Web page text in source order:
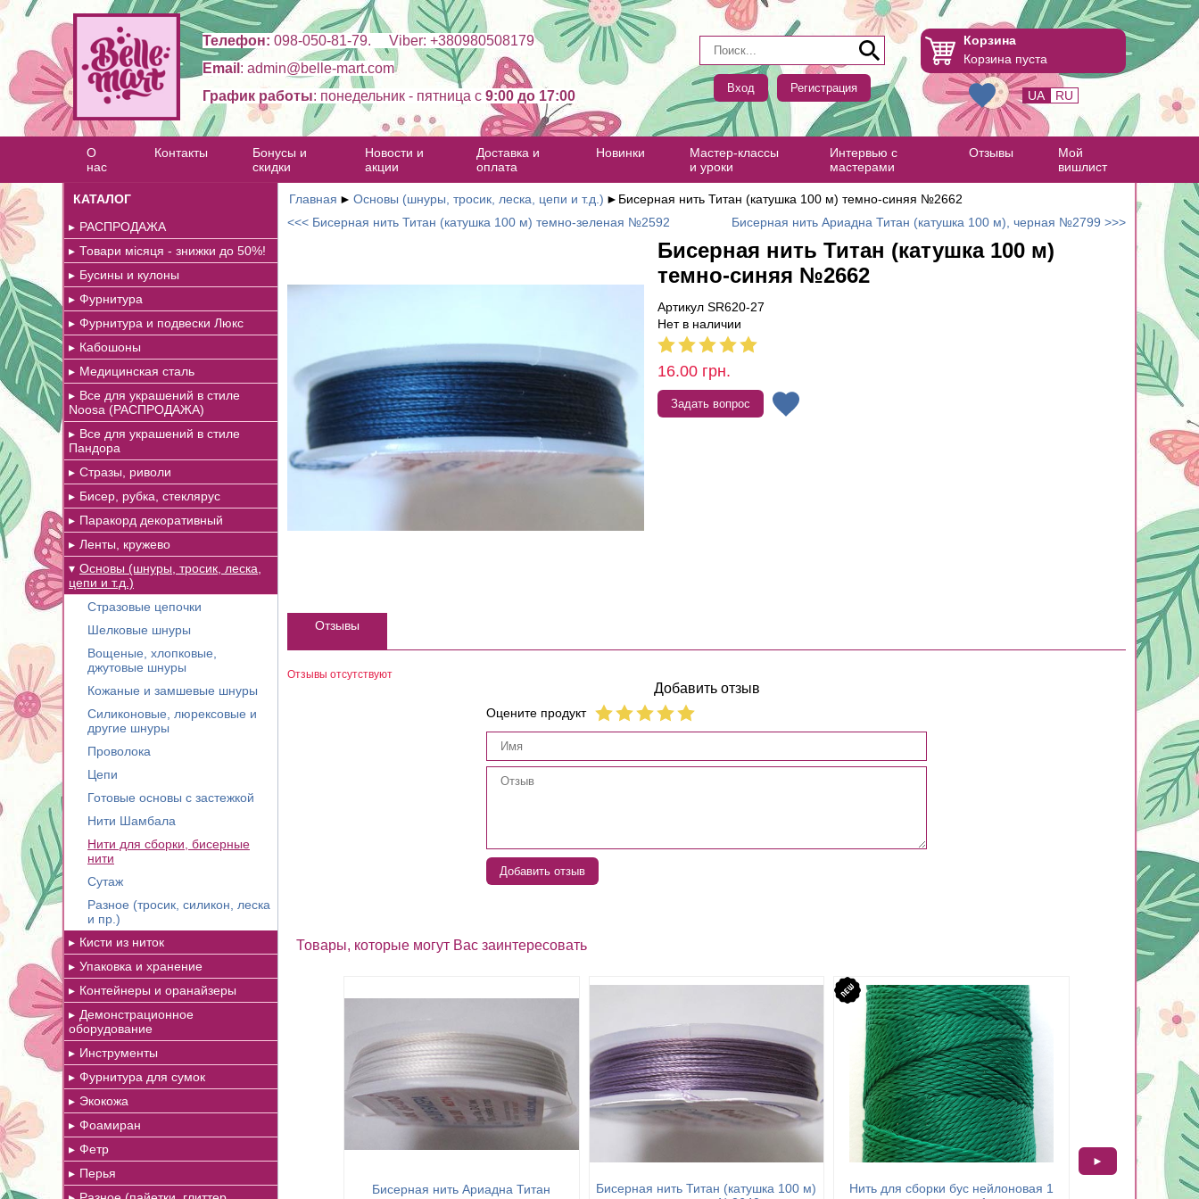
Телефон: 098-050-81-79. Viber: +380980508179
Email : admin@belle-mart.com
График работы: понедельник - пятница c 9:00 до 17:00
Вход Регистрация
Корзина
Корзина пуста
UA RU
О
нас
Контакты
Бонусы и
скидки
Новости и
акции
Доставка и
оплата
Новинки
Мастер-классы
и уроки
Интервью с
мастерами
Отзывы
Мой
вишлист
КАТАЛОГ
РАСПРОДАЖА
Товари місяця - знижки до 50%!
Бусины и кулоны
Фурнитура
Фурнитура и подвески Люкс
Кабошоны
Медицинская сталь
Все для украшений в стиле
Noosa (РАСПРОДАЖА)
Все для украшений в стиле
Пандора
Стразы, риволи
Бисер, рубка, стеклярус
Паракорд декоративный
Ленты, кружево
Основы (шнуры, тросик, леска,
цепи и т.д.)
Стразовые цепочки
Шелковые шнуры
Вощеные, хлопковые,
джутовые шнуры
Кожаные и замшевые шнуры
Силиконовые, люрексовые и
другие шнуры
Проволока
Цепи
Готовые основы с застежкой
Нити Шамбала
Нити для сборки, бисерные
нити
Сутаж
Разное (тросик, силикон, леска
и пр.)
Кисти из ниток
Упаковка и хранение
Контейнеры и оранайзеры
Демонстрационное
оборудование
Инструменты
Фурнитура для сумок
Экокожа
Фоамиран
Фетр
Перья
Главная ► Основы (шнуры, тросик, леска, цепи и т.д.) ► Бисерная нить Титан (катушка 100 м) темно-синяя №2662
<<< Бисерная нить Титан (катушка 100 м) темно-зеленая №2592
Бисерная нить Ариадна Титан (катушка 100 м), черная №2799 >>>
Бисерная нить Титан (катушка 100 м)
темно-синяя №2662
Артикул SR620-27
Нет в наличии
16.00 грн.
Задать вопрос
Отзывы
Отзывы отсутствуют
Добавить отзыв
Оцените продукт
Добавить отзыв
Товары, которые могут Вас заинтересовать
Бисерная нить Ариадна Титан
Бисерная нить Титан (катушка 100 м)
Нить для сборки бус нейлоновая 1
Бисерная нить
►